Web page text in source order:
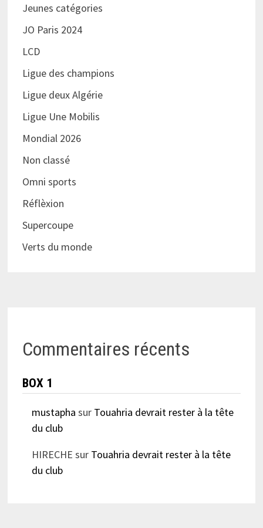
Jeunes catégories
JO Paris 2024
LCD
Ligue des champions
Ligue deux Algérie
Ligue Une Mobilis
Mondial 2026
Non classé
Omni sports
Réflèxion
Supercoupe
Verts du monde
Commentaires récents
BOX 1
mustapha sur Touahria devrait rester à la tête
du club
HIRECHE sur Touahria devrait rester à la tête
du club